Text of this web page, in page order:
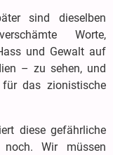
sind dieselben
Worte,
und Gewalt auf
– zu sehen, und
das zionistische
diese gefährliche
Wir müssen